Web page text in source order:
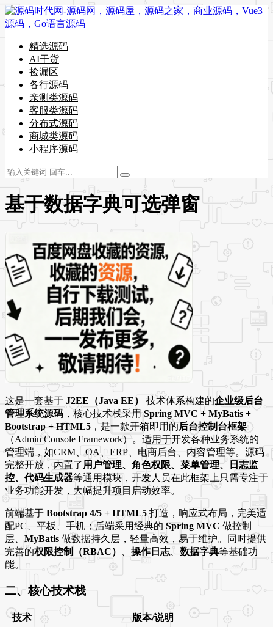
精选源码
AI干货
捡漏区
各行源码
亲测类源码
客服类源码
分布式源码
商城类源码
小程序源码
基于数据字典可选弹窗
这是一套基于 J2EE（Java EE） 技术体系构建的企业级后台
管理系统源码 ，核心技术栈采用Spring MVC + MyBatis +
Bootstrap + HTML5 ，是一款开箱即用的后台控制台框架
（Admin Console Framework）。适用于开发各种业务系统的
管理端，如CRM、OA、ERP、电商后台、内容管理等。源码
完整开放，内置了 用户管理、角色权限、菜单管理、日志监
控、代码生成器等通用模块，开发人员在此框架上只需专注于
业务功能开发，大幅提升项目启动效率。
前端基于 Bootstrap 4/5 + HTML5 打造，响应式布局，完美适
配PC、平板、手机；后端采用经典的 Spring MVC做控制
层、 MyBatis 做数据持久层，轻量高效，易于维护。同时提供
完善的权限控制（RBAC） 操作日志 、数据字典等基础功
能。
二、核心技术栈
技术
版本/说明